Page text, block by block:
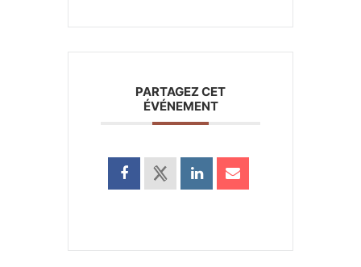
PARTAGEZ CET
ÉVÉNEMENT